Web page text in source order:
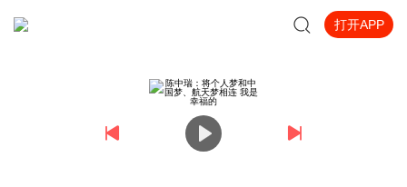
打开APP